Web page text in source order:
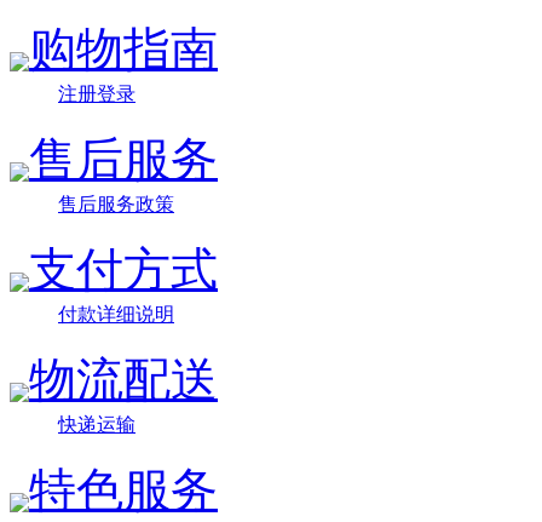
购物指南
注册登录
售后服务
售后服务政策
支付方式
付款详细说明
物流配送
快递运输
特色服务